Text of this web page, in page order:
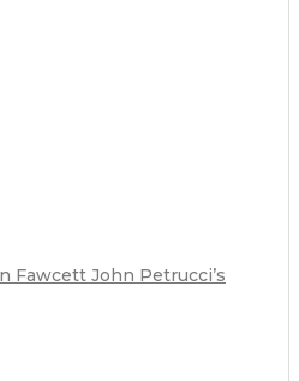
Fawcett John Petrucci’s